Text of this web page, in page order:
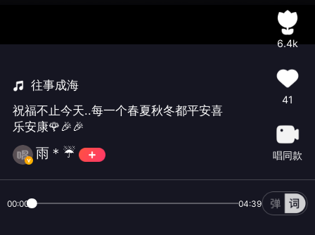
往事成海
祝福不止今天..每一个春夏秋冬都平安喜
乐安康🌹🎉🎉
雨＊☔️
6.4k
41
唱同款
00:00 04:39